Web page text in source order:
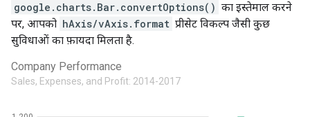
google.charts.Bar.convertOptions() का इस्तेमाल करने
पर, आपको hAxis/vAxis.format प्रीसेट विकल्प जैसी कुछ
सुविधाओं का फ़ायदा मिलता है.